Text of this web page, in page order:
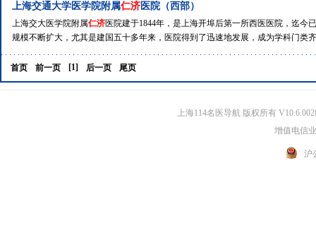
上海交通大学医学院附属仁济医院（西部）
上海交大医学院附属仁济医院建于1844年，是上海开埠后第一所西医医院，迄
规模不断扩大，尤其是建国五十多年来，医院得到了迅速地发展，成为学科门
首页 前一页 [1] 后一页 尾页
上海114名医导航 版权所有
增值电信
沪